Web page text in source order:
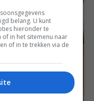
belang. U kunt
hieronder te
in het sitemenu naar
of in te trekken via de